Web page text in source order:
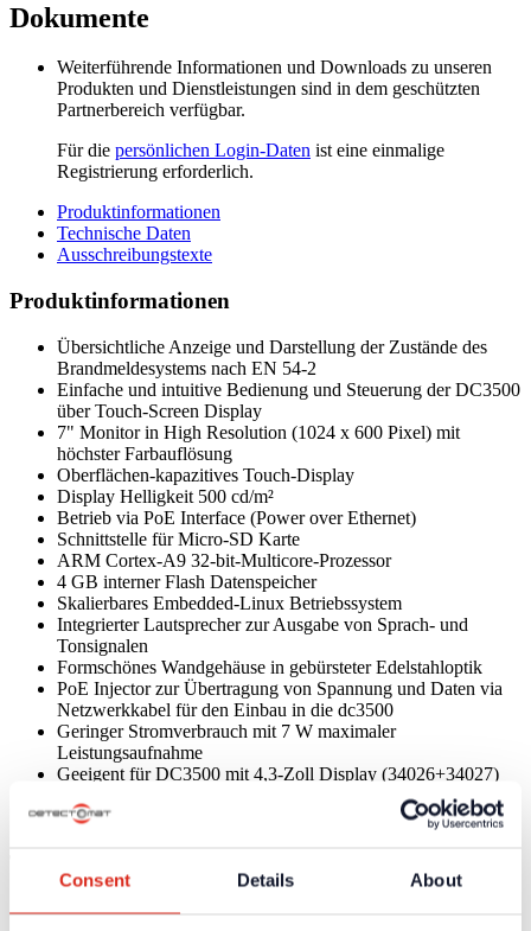
Consent Details About
Dokumente
Weiterführende Informationen und Downloads zu unseren
Produkten und Dienstleistungen sind in dem geschützten
Partnerbereich verfügbar.
Für die persönlichen Login-Daten ist eine einmalige
Registrierung erforderlich.
Produktinformationen
Technische Daten
Ausschreibungstexte
Produktinformationen
Übersichtliche Anzeige und Darstellung der Zustände des
Brandmeldesystems nach EN 54-2
Einfache und intuitive Bedienung und Steuerung der DC3500
über Touch-Screen Display
7" Monitor in High Resolution (1024 x 600 Pixel) mit
höchster Farbauflösung
Oberflächen-kapazitives Touch-Display
Display Helligkeit 500 cd/m²
Betrieb via PoE Interface (Power over Ethernet)
Schnittstelle für Micro-SD Karte
ARM Cortex-A9 32-bit-Multicore-Prozessor
4 GB interner Flash Datenspeicher
Skalierbares Embedded-Linux Betriebssystem
Integrierter Lautsprecher zur Ausgabe von Sprach- und
Tonsignalen
Formschönes Wandgehäuse in gebürsteter Edelstahloptik
PoE Injector zur Übertragung von Spannung und Daten via
Netzwerkkabel für den Einbau in die dc3500
Geringer Stromverbrauch mit 7 W maximaler
Leistungsaufnahme
Geeigent für DC3500 mit 4,3-Zoll Display (34026+34027)
(33019+33020+34087)
Versorgungsspannung